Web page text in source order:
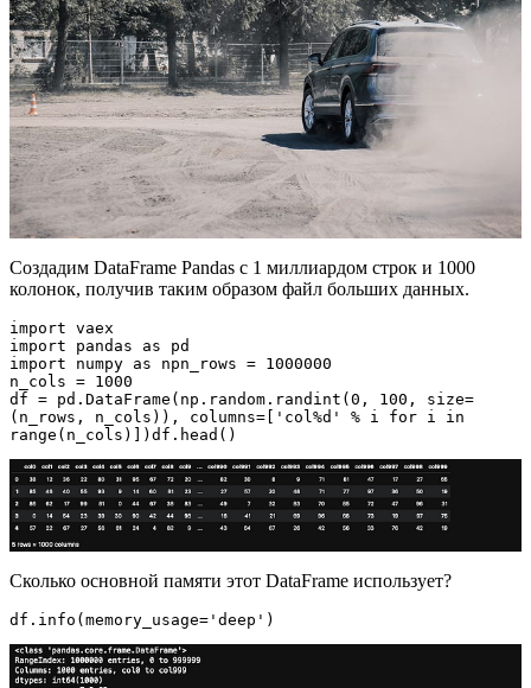
Создадим DataFrame Pandas с 1 миллиардом строк и 1000
колонок, получив таким образом файл больших данных.
import vaex
import pandas as pd
import numpy as npn_rows = 1000000
n_cols = 1000
df = pd.DataFrame(np.random.randint(0, 100, size=
(n_rows, n_cols)), columns=['col%d' % i for i in
range(n_cols)])df.head()
Сколько основной памяти этот DataFrame использует?
df.info(memory_usage='deep')